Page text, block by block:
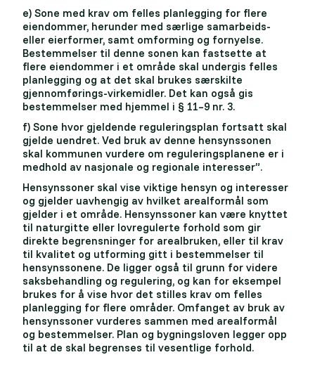
e) Sone med krav om felles planlegging for flere
eiendommer, herunder med særlige samarbeids-
eller eierformer, samt omforming og fornyelse.
Bestemmelser til denne sonen kan fastsette at
flere eiendommer i et område skal undergis felles
planlegging og at det skal brukes særskilte
gjennomførings-virkemidler. Det kan også gis
bestemmelser med hjemmel i § 11–9 nr. 3.
f) Sone hvor gjeldende reguleringsplan fortsatt skal
gjelde uendret. Ved bruk av denne hensynssonen
skal kommunen vurdere om reguleringsplanene er i
medhold av nasjonale og regionale interesser”.
Hensynssoner skal vise viktige hensyn og interesser
og gjelder uavhengig av hvilket arealformål som
gjelder i et område. Hensynssoner kan være knyttet
til naturgitte eller lovregulerte forhold som gir
direkte begrensninger for arealbruken, eller til krav
til kvalitet og utforming gitt i bestemmelser til
hensynssonene. De ligger også til grunn for videre
saksbehandling og regulering, og kan for eksempel
brukes for å vise hvor det stilles krav om felles
planlegging for flere områder. Omfanget av bruk av
hensynssoner vurderes sammen med arealformål
og bestemmelser. Plan og bygningsloven legger opp
til at de skal begrenses til vesentlige forhold.